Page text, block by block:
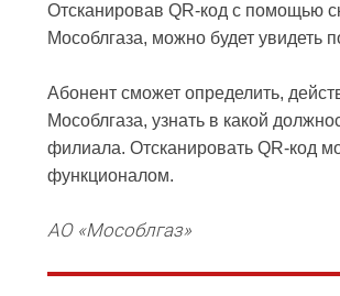
Отсканировав QR-код c помощью
Мособлгаза, можно будет увидеть
Абонент сможет определить,
Мособлгаза, узнать в какой
филиала. Отсканировать QR-код
функционалом.
АО «Мособлгаз»